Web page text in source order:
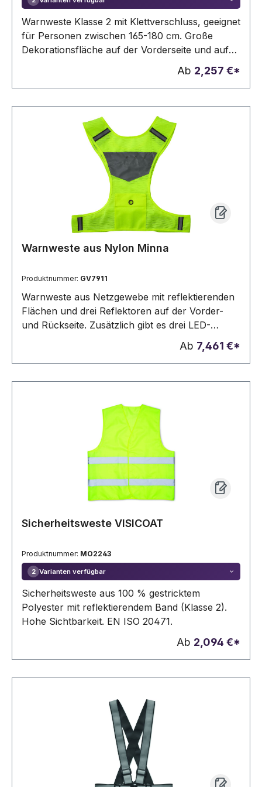
Warnweste Klasse 2 mit Klettverschluss, geeignet
für Personen zwischen 165-180 cm. Große
Dekorationsfläche auf der Vorderseite und auf
der Rückseite der Weste. Warnkleidung für den
professionellen Einsatz. Fluoreszierender
Hintergrund und reflektierendes Band.
Spezifikation EN ISO 20471:2013+A1:2016. Diese
Kleidungsstücke tragen das CE-Zeichen, um die
Einhaltung der EU-Verordnung 2016/425/EU-
Persönliche Schutzausrüstung Kategorie II
Ab 2,257 €*
Warnweste aus Nylon Minna
Produktnummer: GV7911
Warnweste aus Netzgewebe mit reflektierenden
Flächen und drei Reflektoren auf der Vorder-
und Rückseite. Zusätzlich gibt es drei LED-
Leuchten (vorne und hinten), eine kleine Tasche
auf der Vorderseite und einen Klettverschluss
auf der Rückseite.
Ab 7,461 €*
Sicherheitsweste VISICOAT
Produktnummer: MO2243
2 Varianten verfügbar
Sicherheitsweste aus 100 % gestricktem
Polyester mit reflektierendem Band (Klasse 2).
Hohe Sichtbarkeit. EN ISO 20471.
Ab 2,094 €*